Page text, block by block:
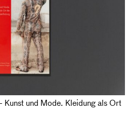
Kunst und Mode. Kleidung als Ort